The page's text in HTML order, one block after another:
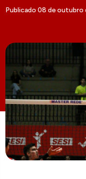
Publicado 08 de outubro